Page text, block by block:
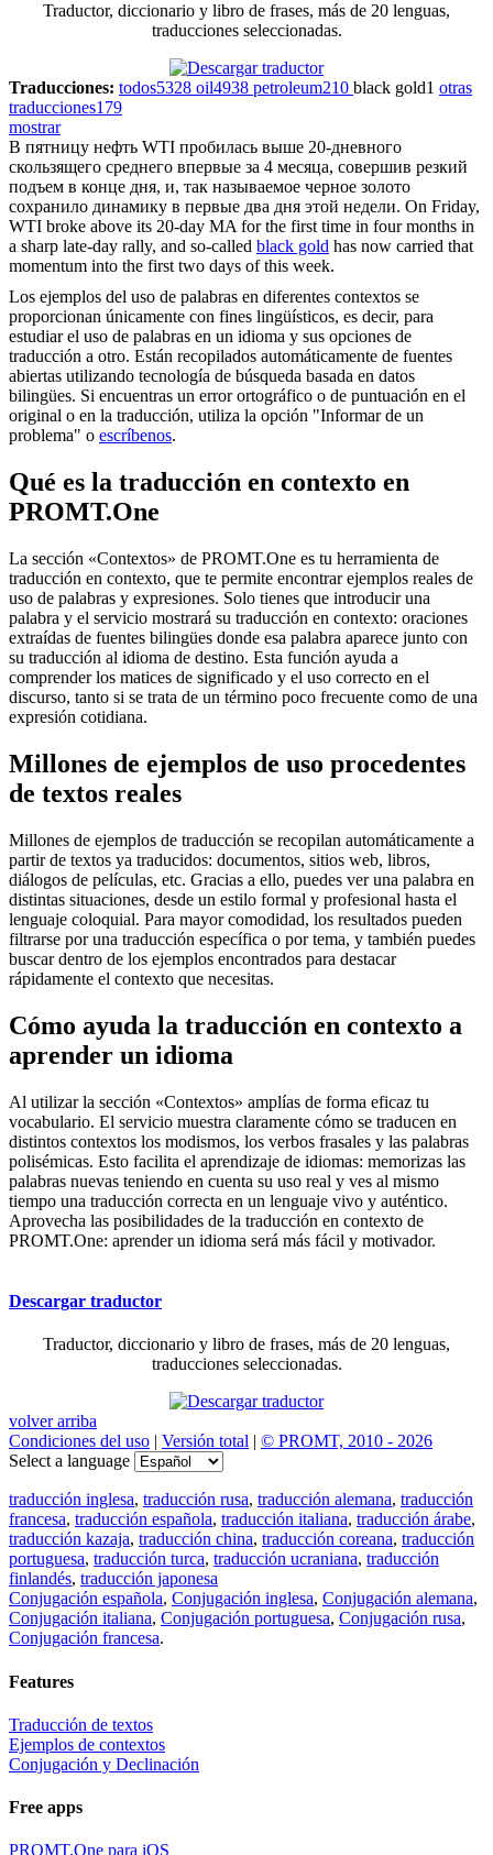
Traductor, diccionario y libro de frases, más de 20 lenguas,
traducciones seleccionadas.
Traducciones: todos5328 oil4938 petroleum210 black gold1 otras
traducciones179
mostrar
В пятницу нефть WTI пробилась выше 20-дневного
скользящего среднего впервые за 4 месяца, совершив резкий
подъем в конце дня, и, так называемое черное золото
сохранило динамику в первые два дня этой недели. On Friday,
WTI broke above its 20-day MA for the first time in four months in
a sharp late-day rally, and so-called black gold has now carried that
momentum into the first two days of this week.
Los ejemplos del uso de palabras en diferentes contextos se
proporcionan únicamente con fines lingüísticos, es decir, para
estudiar el uso de palabras en un idioma y sus opciones de
traducción a otro. Están recopilados automáticamente de fuentes
abiertas utilizando tecnología de búsqueda basada en datos
bilingües. Si encuentras un error ortográfico o de puntuación en el
original o en la traducción, utiliza la opción "Informar de un
problema" o escríbenos.
Qué es la traducción en contexto en
PROMT.One
La sección «Contextos» de PROMT.One es tu herramienta de
traducción en contexto, que te permite encontrar ejemplos reales de
uso de palabras y expresiones. Solo tienes que introducir una
palabra y el servicio mostrará su traducción en contexto: oraciones
extraídas de fuentes bilingües donde esa palabra aparece junto con
su traducción al idioma de destino. Esta función ayuda a
comprender los matices de significado y el uso correcto en el
discurso, tanto si se trata de un término poco frecuente como de una
expresión cotidiana.
Millones de ejemplos de uso procedentes
de textos reales
Millones de ejemplos de traducción se recopilan automáticamente a
partir de textos ya traducidos: documentos, sitios web, libros,
diálogos de películas, etc. Gracias a ello, puedes ver una palabra en
distintas situaciones, desde un estilo formal y profesional hasta el
lenguaje coloquial. Para mayor comodidad, los resultados pueden
filtrarse por una traducción específica o por tema, y también puedes
buscar dentro de los ejemplos encontrados para destacar
rápidamente el contexto que necesitas.
Cómo ayuda la traducción en contexto a
aprender un idioma
Al utilizar la sección «Contextos» amplías de forma eficaz tu
vocabulario. El servicio muestra claramente cómo se traducen en
distintos contextos los modismos, los verbos frasales y las palabras
polisémicas. Esto facilita el aprendizaje de idiomas: memorizas las
palabras nuevas teniendo en cuenta su uso real y ves al mismo
tiempo una traducción correcta en un lenguaje vivo y auténtico.
Aprovecha las posibilidades de la traducción en contexto de
PROMT.One: aprender un idioma será más fácil y motivador.
Descargar traductor
Traductor, diccionario y libro de frases, más de 20 lenguas,
traducciones seleccionadas.
volver arriba
Condiciones del uso | Versión total | © PROMT, 2010 - 2026
Select a language
traducción inglesa, traducción rusa, traducción alemana, traducción
francesa, traducción española, traducción italiana, traducción árabe,
traducción kazaja, traducción china, traducción coreana, traducción
portuguesa, traducción turca, traducción ucraniana, traducción
finlandés, traducción japonesa
Conjugación española, Conjugación inglesa, Conjugación alemana,
Conjugación italiana, Conjugación portuguesa, Conjugación rusa,
Conjugación francesa.
Features
Traducción de textos
Ejemplos de contextos
Conjugación y Declinación
Free apps
PROMT.One para iOS